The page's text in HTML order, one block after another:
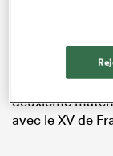
Danty,
mesure Fickou
le deuxième
en novembre,
titulaire en
deuxième
avec le XV de